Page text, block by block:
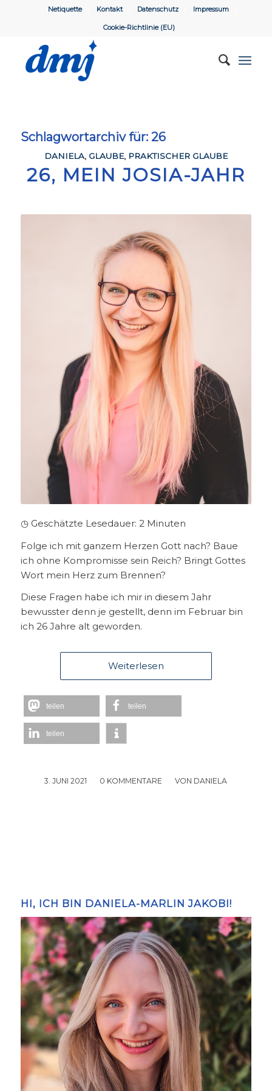
Netiquette Kontakt Datenschutz Impressum
Cookie-Richtlinie (EU)
Schlagwortarchiv für: 26
DANIELA, GLAUBE, PRAKTISCHER GLAUBE
26, MEIN JOSIA-JAHR
◷ Geschätzte Lesedauer: 2 Minuten
Folge ich mit ganzem Herzen Gott nach? Baue
ich ohne Kompromisse sein Reich? Bringt Gottes
Wort mein Herz zum Brennen?
Diese Fragen habe ich mir in diesem Jahr
bewusster denn je gestellt, denn im Februar bin
ich 26 Jahre alt geworden.
Weiterlesen
teilen teilen
teilen
3. JUNI 2021
/ 0 KOMMENTARE
/ VON DANIELA
HI, ICH BIN DANIELA-MARLIN JAKOBI!